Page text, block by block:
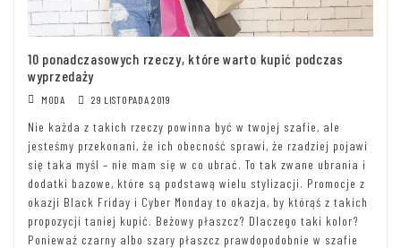
10 ponadczasowych rzeczy, które warto kupić podczas
wyprzedaży
MODA 29 LISTOPADA 2019
Nie każda z takich rzeczy powinna być w twojej szafie, ale
jesteśmy przekonani, że ich obecność sprawi, że rzadziej pojawi
się taka myśl – nie mam się w co ubrać. To tak zwane ubrania i
dodatki bazowe, które są podstawą wielu stylizacji. Promocje z
okazji Black Friday i Cyber Monday to okazja, by którąś z takich
propozycji taniej kupić. Beżowy płaszcz? Dlaczego taki kolor?
Ponieważ czarny albo szary płaszcz prawdopodobnie w szafie